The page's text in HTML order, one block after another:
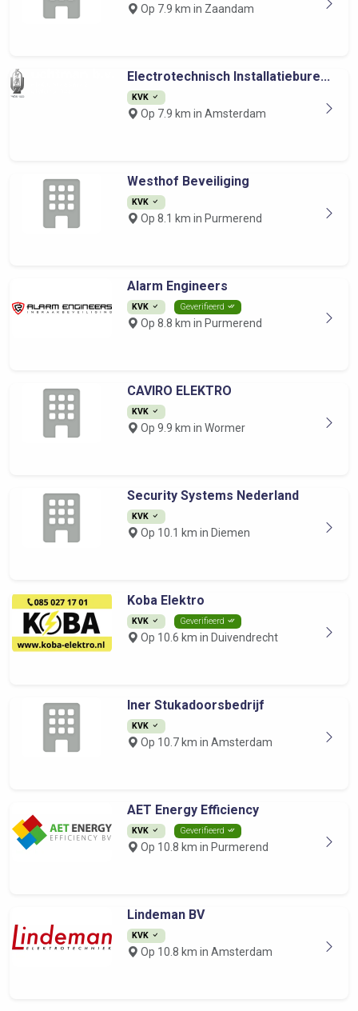
Op 7.9 km in Zaandam
Electrotechnisch Installatiebure...
KVK
Op 7.9 km in Amsterdam
Westhof Beveiliging
KVK
Op 8.1 km in Purmerend
Alarm Engineers
KVK Geverifieerd
Op 8.8 km in Purmerend
CAVIRO ELEKTRO
KVK
Op 9.9 km in Wormer
Security Systems Nederland
KVK
Op 10.1 km in Diemen
Koba Elektro
KVK Geverifieerd
Op 10.6 km in Duivendrecht
Iner Stukadoorsbedrijf
KVK
Op 10.7 km in Amsterdam
AET Energy Efficiency
KVK Geverifieerd
Op 10.8 km in Purmerend
Lindeman BV
KVK
Op 10.8 km in Amsterdam